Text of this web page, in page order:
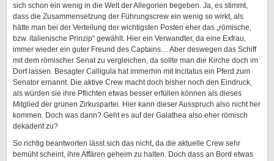
sich schon ein wenig in die Welt der Allegorien begeben. Ja, es stimmt,
dass die Zusammensetzung der Führungscrew ein wenig so wirkt, als
hätte man bei der Verteilung der wichtigsten Posten eher das „römische,
bzw. italienische Prinzip“ gewählt. Hier ein Verwandter, da eine Exfrau,
immer wieder ein guter Freund des Captains… Aber deswegen das Schiff
mit dem römischer Senat zu vergleichen, da sollte man die Kirche doch im
Dorf lassen. Besagter Calligula hat immerhin mit Incitatus ein Pferd zum
Senator ernannt. Die aktive Crew macht doch bisher noch den Eindruck,
als würden sie ihre Pflichten etwas besser erfüllen können als dieses
Mitglied der grünen Zirkuspartei. Hier kann dieser Ausspruch also nicht her
kommen. Doch was dann? Geht es auf der Galathea also eher römisch
dekadent zu?
So richtig beantworten lässt sich das nicht, da die aktuelle Crew sehr
bemüht scheint, ihre Affären geheim zu halten. Doch dass an Bord etwas